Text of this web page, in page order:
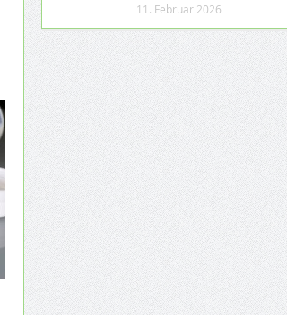
11. Februar 2026